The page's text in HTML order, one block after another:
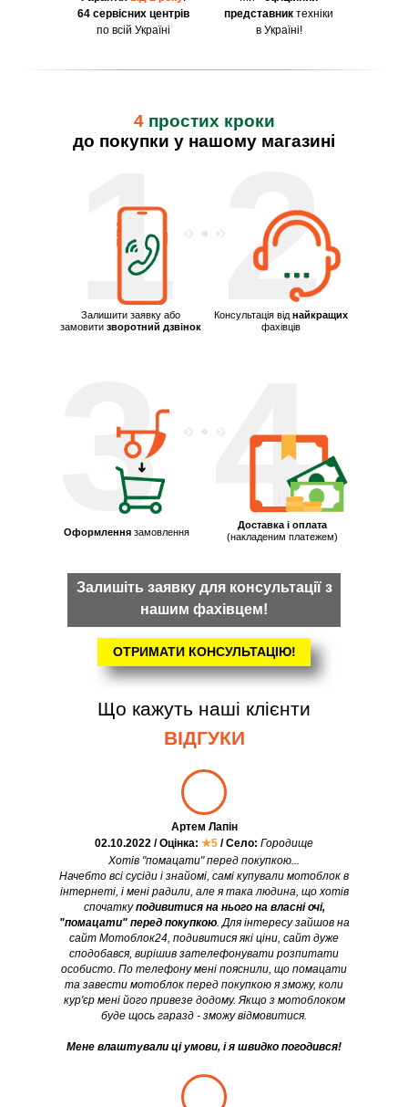
64 сервісних центрів
по всій Україні
представник техніки
в Україні!
1
4
3
2
Залишити заявку або
замовити зворотний дзвінок
Консультація від найкращих
фахівців
Оформлення замовлення
Доставка і оплата
(накладеним платежем)
4 простих кроки
до покупки у нашому магазині
ОТРИМАТИ КОНСУЛЬТАЦІЮ!
Залишіть заявку для консультації з
нашим фахівцем!
Що кажуть наші клієнти
ВІДГУКИ
Хотів "помацати" перед покупкою...
Начебто всі сусіди і знайомі, самі купували мотоблок в
інтернеті, і мені радили, але я така людина, що хотів
спочаткуподивитися на нього на власні очі,
"помацати" перед покупкою. Для інтересу зайшов на
сайт Мотоблок24, подивитися які ціни, сайт дуже
сподобався, вирішив зателефонувати розпитати
особисто. По телефону мені пояснили, що помацати
та завести мотоблок перед покупкою я зможу, коли
кур'єр мені його привезе додому. Якщо з мотоблоком
буде щось гаразд - зможу відмовитися.
Мене влаштували ці умови, і я швидко погодився!
Артем Лапін
02.10.2022 / Оцінка: ★5 / Село: Городище